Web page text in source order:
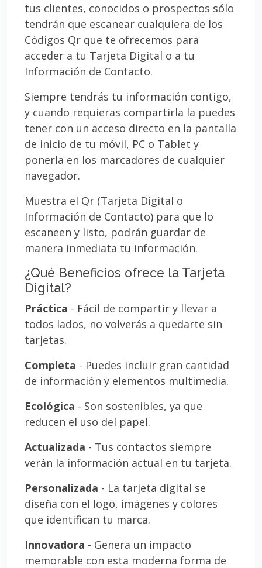
tus clientes, conocidos o prospectos sólo
tendrán que escanear cualquiera de los
Códigos Qr que te ofrecemos para
acceder a tu Tarjeta Digital o a tu
Información de Contacto.
Siempre tendrás tu información contigo,
y cuando requieras compartirla la puedes
tener con un acceso directo en la pantalla
de inicio de tu móvil, PC o Tablet y
ponerla en los marcadores de cualquier
navegador.
Muestra el Qr (Tarjeta Digital o
Información de Contacto) para que lo
escaneen y listo, podrán guardar de
manera inmediata tu información.
¿Qué Beneficios ofrece la Tarjeta
Digital?
Práctica - Fácil de compartir y llevar a
todos lados, no volverás a quedarte sin
tarjetas.
Completa - Puedes incluir gran cantidad
de información y elementos multimedia.
Ecológica - Son sostenibles, ya que
reducen el uso del papel.
Actualizada - Tus contactos siempre
verán la información actual en tu tarjeta.
Personalizada - La tarjeta digital se
diseña con el logo, imágenes y colores
que identifican tu marca.
Innovadora - Genera un impacto
memorable con esta moderna forma de